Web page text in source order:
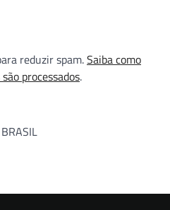
reduzir spam.Saiba como
processados.